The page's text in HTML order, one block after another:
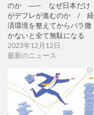
のか ―— なぜ日本だけ
がデフレが進むのか / 経
済環境を整えてからバラ撒
かないと全て無駄になる
2023年12月12日
最新のニュース